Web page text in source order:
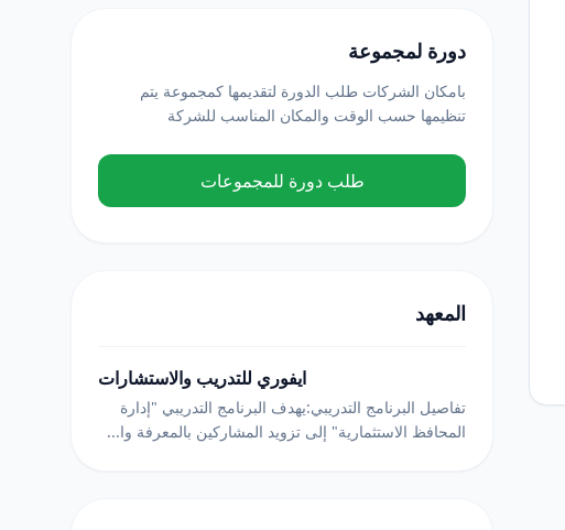
دورة لمجموعة
بامكان الشركات طلب الدورة لتقديمها كمجموعة يتم
تنظيمها حسب الوقت والمكان المناسب للشركة
طلب دورة للمجموعات
المعهد
ايفوري للتدريب والاستشارات
تفاصيل البرنامج التدريبي:يهدف البرنامج التدريبي "إدارة
المحافظ الاستثمارية" إلى تزويد المشاركين بالمعرفة وا...